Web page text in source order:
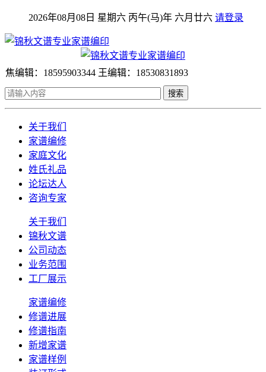
2026年08月08日 星期六 丙午(马)年 六月廿六 请登录
焦编辑：18595903344 王编辑：18530831893
搜索
关于我们
家谱编修
家庭文化
姓氏礼品
论坛达人
咨询专家
关于我们
锦秋文谱
公司动态
业务范围
工厂展示
家谱编修
修谱进展
修谱指南
新增家谱
家谱样例